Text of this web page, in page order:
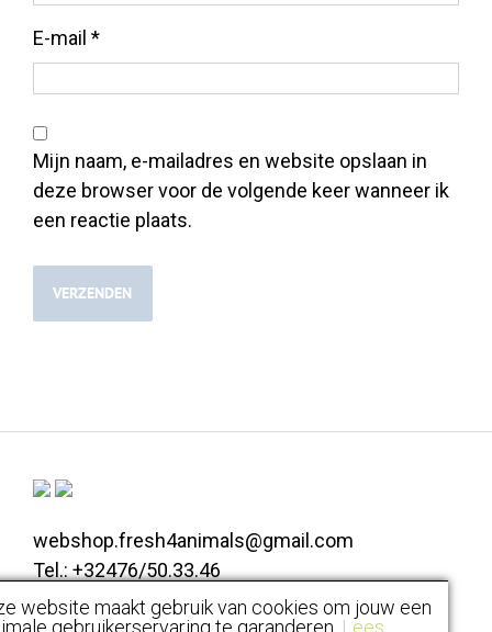
E-mail *
Mijn naam, e-mailadres en website opslaan in
deze browser voor de volgende keer wanneer ik
een reactie plaats.
webshop.fresh4animals@gmail.com
Tel.: +32476/50.33.46
Koolskampstraat 111, 8810 Lichtervelde
website maakt gebruik van cookies om jouw een
gebruikerservaring te garanderen. Lees